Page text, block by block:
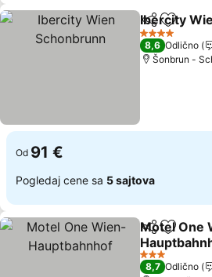
Deli Dodati
Ibercity
4 Zvezdice
8,6 Odlično
Šonbrun -
Od 91 €
Pogledaj cene sa 5 sajtova
Deli Dodati
Motel One
Pogledaj
3 Zvezdice
8,7 Odlično